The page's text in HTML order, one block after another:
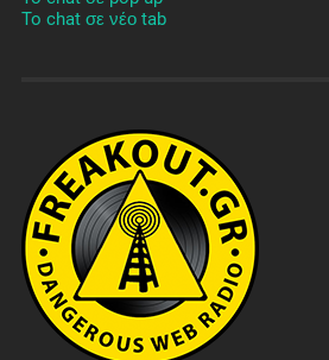
To chat σε νέο tab